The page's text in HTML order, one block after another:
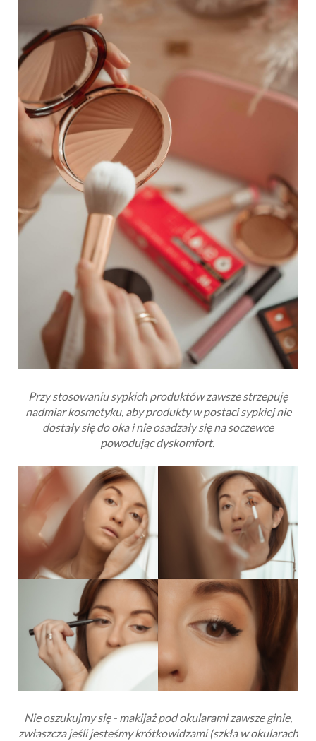
Przy stosowaniu sypkich produktów zawsze strzepuję
nadmiar kosmetyku, aby produkty w postaci sypkiej nie
dostały się do oka i nie osadzały się na soczewce
powodując dyskomfort.
Nie oszukujmy się - makijaż pod okularami zawsze ginie,
zwłaszcza jeśli jesteśmy krótkowidzami (szkła w okularach